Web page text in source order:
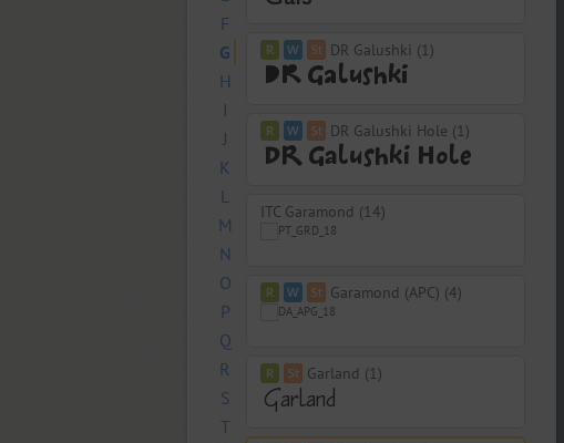
F
G
H
I
J
K
L
M
N
O
P
Q
R
S
T
DR Galushki (1)
DR Galushki Hole (1)
ITC Garamond (14)
Garamond (APC) (4)
Garland (1)